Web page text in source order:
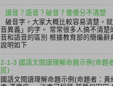
讀音？語音？破音？傻傻分不清楚
破音字，大家大概比較容易清楚，
音異義」的字。 常常很多人搞不清楚
音和語音的區別 根據教育部的簡編辭
說明如下
2-1-3 國語文閱讀理解命題示例(命題
民)
國語文閱讀理解命題示例(命題者：黃